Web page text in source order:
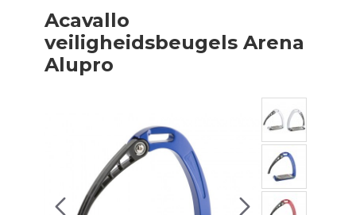
Acavallo
veiligheidsbeugels Arena
Alupro